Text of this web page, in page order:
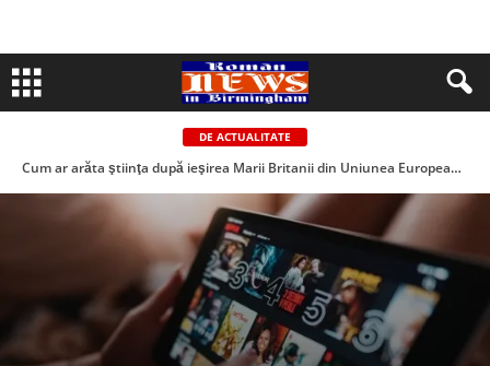
DE ACTUALITATE
Cum ar arăta ştiinţa după ieşirea Marii Britanii din Uniunea Europeană. Avertismentul lui Stephen Hawking